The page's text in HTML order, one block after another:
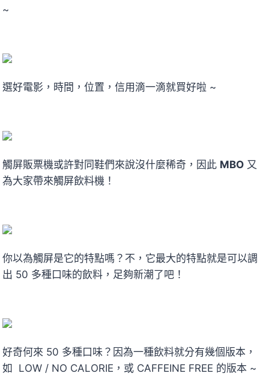
~
選好電影，時間，位置，信用滴一滴就買好啦 ~
觸屏販票機或許對同鞋們來說沒什麼稀奇，因此 MBO 又
為大家帶來觸屏飲料機！
你以為觸屏是它的特點嗎？不，它最大的特點就是可以調
出 50 多種口味的飲料，足夠新潮了吧！
好奇何來 50 多種口味？因為一種飲料就分有幾個版本，
如 LOW / NO CALORIE，或 CAFFEINE FREE 的版本 ~